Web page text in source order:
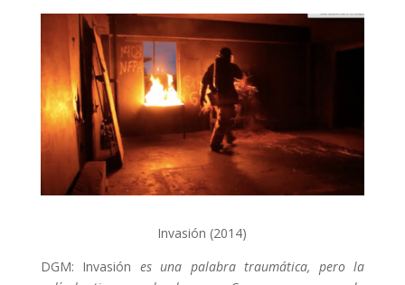
Invasión (2014)
DGM: Invasión es una palabra traumática, pero la